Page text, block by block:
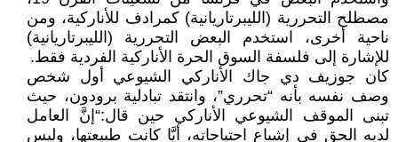
مصطلح التحررية (الليبرتاريانية) كمرادف للأناركية، ومن
ناحية أخرى، استخدم البعض التحررية (الليبرتاريانية)
للإشارة إلى فلسفة السوق الحرة الأناركية الفردية فقط.
كان جوزيف دي جاك الأناركي الشيوعي أول شخص
وصف نفسه بأنه “تحرري”، وانتقد تبادلية برودون، حيث
تبنى الموقف الشيوعي الأناركي حين قال:“إنَّ العامل
لديه الحق في إشباع احتياجاته، أيَّا كانت طبيعتها، وليس